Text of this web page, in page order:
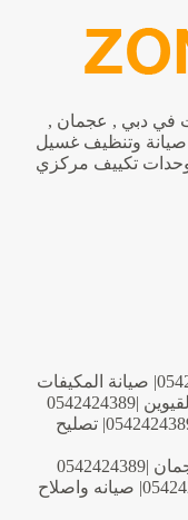
في دبي , عجمان ,
وتنظيف غسيل
تكييف مركزي
شركة صيانة مكيفات في الشارقة |0542424389| تصليح